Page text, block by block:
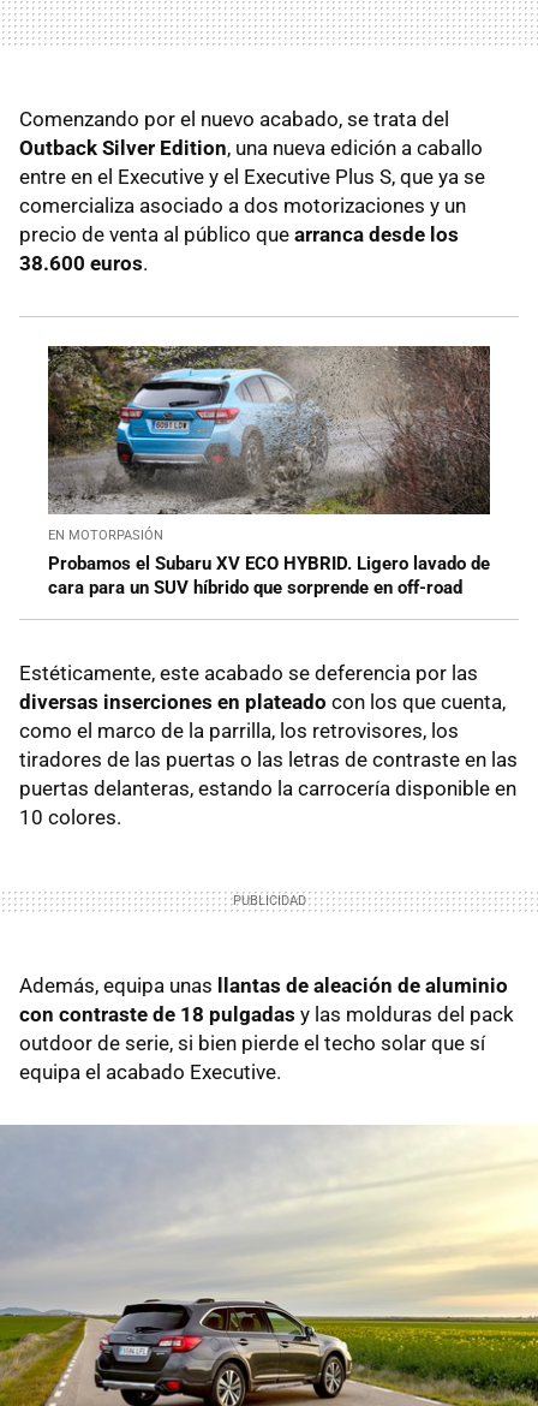
Comenzando por el nuevo acabado, se trata del
Outback Silver Edition, una nueva edición a caballo
entre en el Executive y el Executive Plus S, que ya se
comercializa asociado a dos motorizaciones y un
precio de venta al público que arranca desde los
38.600 euros.
EN MOTORPASIÓN
Probamos el Subaru XV ECO HYBRID. Ligero lavado de
cara para un SUV híbrido que sorprende en off-road
Estéticamente, este acabado se deferencia por las
diversas inserciones en plateado con los que cuenta,
como el marco de la parrilla, los retrovisores, los
tiradores de las puertas o las letras de contraste en las
puertas delanteras, estando la carrocería disponible en
10 colores.
Además, equipa unas llantas de aleación de aluminio
con contraste de 18 pulgadas y las molduras del pack
outdoor de serie, si bien pierde el techo solar que sí
equipa el acabado Executive.